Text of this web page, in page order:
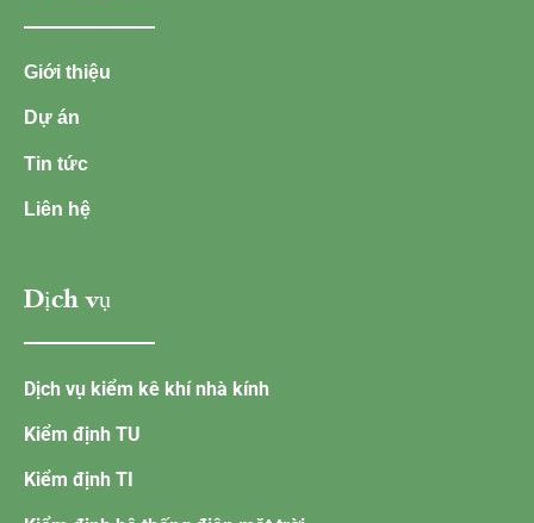
Giới thiệu
Dự án
Tin tức
Liên hệ
Dịch vụ
Dịch vụ kiểm kê khí nhà kính
Kiểm định TU
Kiểm định TI